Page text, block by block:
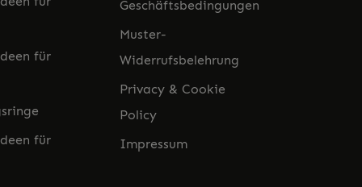
für
für
Geschäftsbedingungen
Muster-
Widerrufsbelehrung
Privacy & Cookie
Policy
Impressum